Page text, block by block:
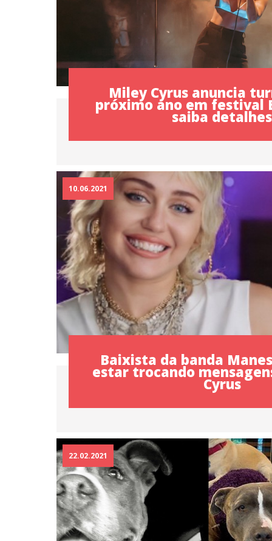
Miley Cyrus anuncia
próximo ano em festival
saiba detalhes
10.06.2021
Baixista da banda
estar trocando
Cyrus
22.02.2021